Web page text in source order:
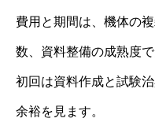
費用と期間は、機体の
数、資料整備の成熟度
初回は資料作成と試験
余裕を見ます。